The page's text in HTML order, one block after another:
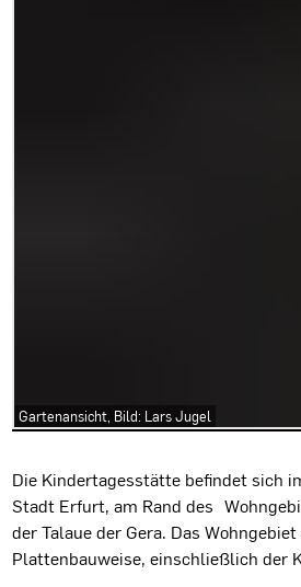
Gartenansicht, Bild: Lars Jugel
Die Kindertagesstätte befindet sich
Stadt Erfurt, am Rand des
der Talaue der Gera. Das
Plattenbauweise, einschließlich der